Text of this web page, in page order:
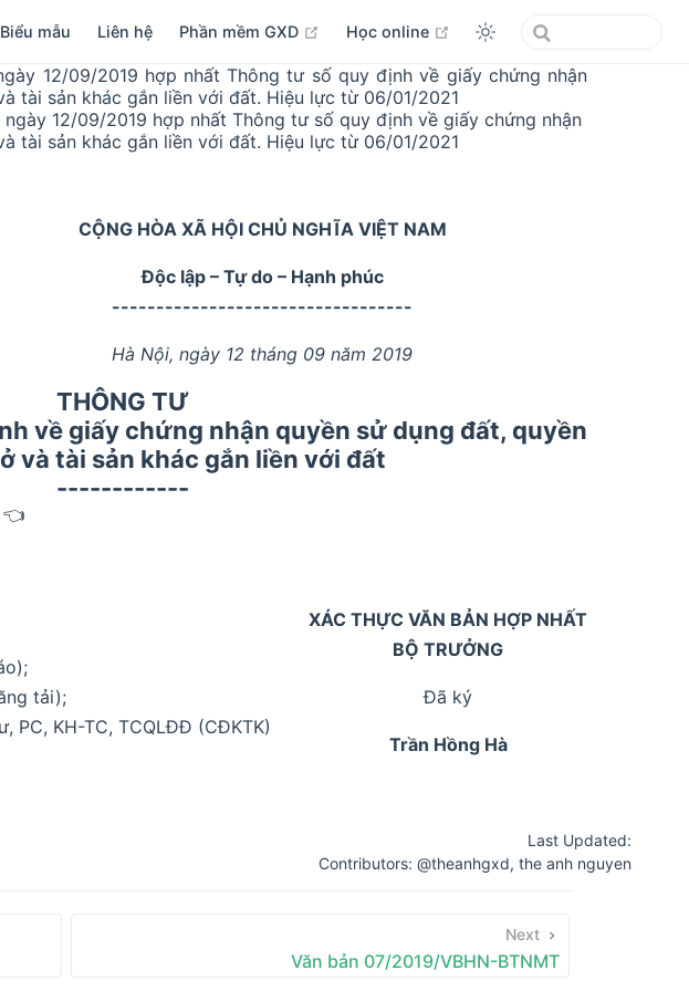
Biểu mẫu Liên hệ Phần mềm GXD open in new window
Học online open in new window
12/09/2019 hợp nhất Thông tư số quy định về giấy chứng nhận
tài sản khác gắn liền với đất. Hiệu lực từ 06/01/2021
ngày 12/09/2019 hợp nhất Thông tư số quy định về giấy chứng nhận
tài sản khác gắn liền với đất. Hiệu lực từ 06/01/2021
CỘNG HÒA XÃ HỘI CHỦ NGHĨA VIỆT NAM
Độc lập – Tự do – Hạnh phúc
----------------------------------
Hà Nội, ngày 12 tháng 09 năm 2019
THÔNG TƯ
về giấy chứng nhận quyền sử dụng đất, quyền
và tài sản khác gắn liền với đất
------------
👈
tải);
PC, KH-TC, TCQLĐĐ (CĐKTK)
XÁC THỰC VĂN BẢN HỢP NHẤT
BỘ TRƯỞNG
Đã ký
Trần Hồng Hà
Last Updated:
Contributors: @theanhgxd, the anh nguyen
Next
Văn bản 07/2019/VBHN-BTNMT